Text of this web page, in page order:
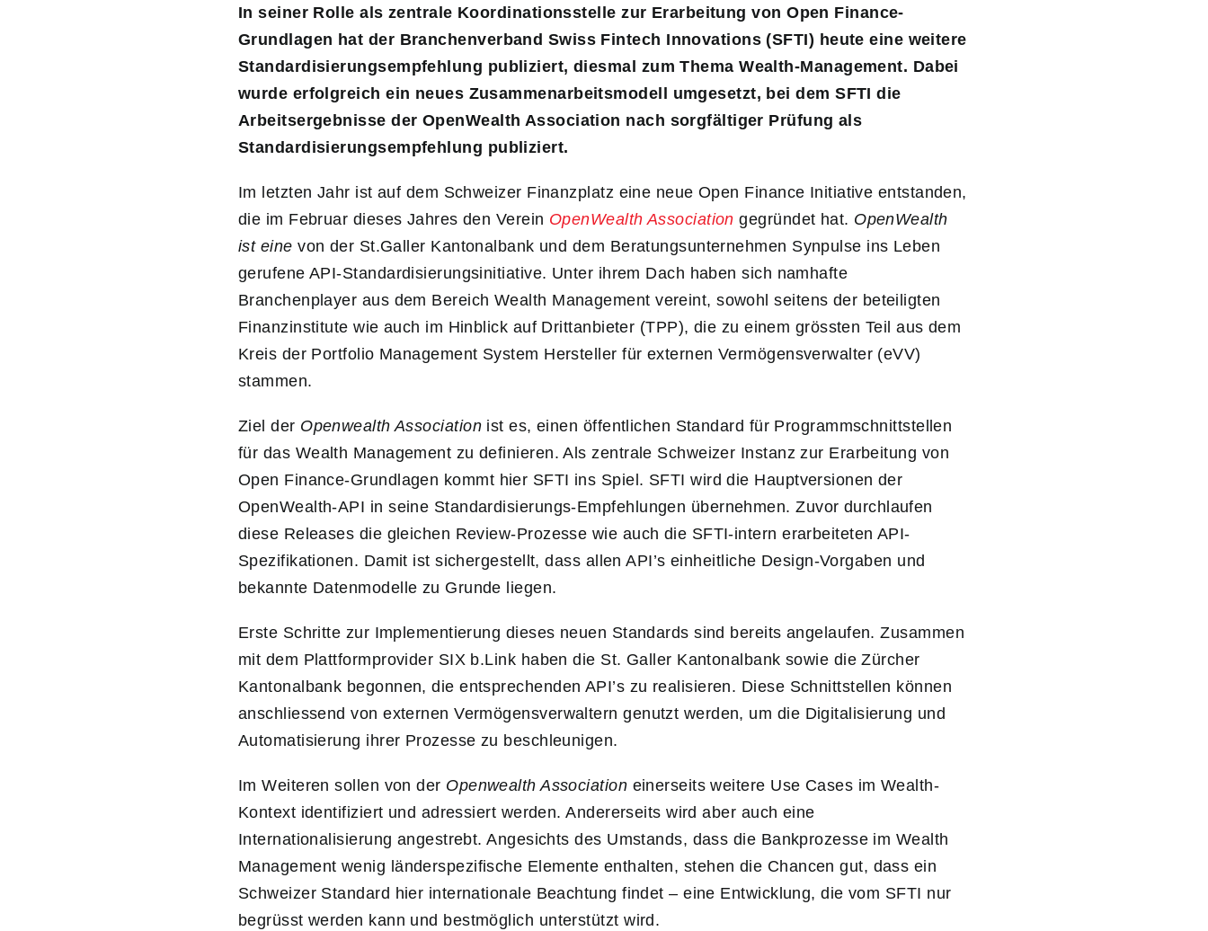
In seiner Rolle als zentrale Koordinationsstelle zur Erarbeitung von Open Finance-
Grundlagen hat der Branchenverband Swiss Fintech Innovations (SFTI) heute eine weitere
Standardisierungs­empfehlung publiziert, diesmal zum Thema Wealth-Management. Dabei
wurde erfolgreich ein neues Zusammenarbeitsmodell umgesetzt, bei dem SFTI die
Arbeitsergebnisse der OpenWealth Association nach sorgfältiger Prüfung als
Standardisierungsempfehlung publiziert.
Im letzten Jahr ist auf dem Schweizer Finanzplatz eine neue Open Finance Initiative entstanden,
die im Februar dieses Jahres den Verein OpenWealth Association gegründet hat. OpenWealth
ist einevon der St.Galler Kantonalbank und dem Beratungsunternehmen Synpulse ins Leben
gerufene API-Standardisierungsinitiative. Unter ihrem Dach haben sich namhafte
Branchenplayer aus dem Bereich Wealth Management vereint, sowohl seitens der beteiligten
Finanzinstitute wie auch im Hinblick auf Drittanbieter (TPP), die zu einem grössten Teil aus dem
Kreis der Portfolio Management System Hersteller für externen Vermögensverwalter (eVV)
stammen.
Ziel der Openwealth Associationist es, einen öffentlichen Standard für Programmschnittstellen
für das Wealth Management zu definieren. Als zentrale Schweizer Instanz zur Erarbeitung von
Open Finance-Grundlagen kommt hier SFTI ins Spiel. SFTI wird die Hauptversionen der
OpenWealth-API in seine Standardisierungs-Empfehlungen übernehmen. Zuvor durchlaufen
diese Releases die gleichen Review-Prozesse wie auch die SFTI-intern erarbeiteten API-
Spezifikationen. Damit ist sichergestellt, dass allen API’s einheitliche Design-Vorgaben und
bekannte Datenmodelle zu Grunde liegen.
Erste Schritte zur Implementierung dieses neuen Standards sind bereits angelaufen. Zusammen
mit dem Plattformprovider SIX b.Link haben die St. Galler Kantonalbank sowie die Zürcher
Kantonalbank begonnen, die entsprechenden API’s zu realisieren. Diese Schnittstellen können
anschliessend von externen Vermögensverwaltern genutzt werden, um die Digitalisierung und
Automatisierung ihrer Prozesse zu beschleunigen.
Im Weiteren sollen von der Openwealth Association einerseits weitere Use Cases im Wealth-
Kontext identifiziert und adressiert werden. Andererseits wird aber auch eine
Internationalisierung angestrebt. Angesichts des Umstands, dass die Bankprozesse im Wealth
Management wenig länderspezifische Elemente enthalten, stehen die Chancen gut, dass ein
Schweizer Standard hier internationale Beachtung findet – eine Entwicklung, die vom SFTI nur
begrüsst werden kann und bestmöglich unterstützt wird.